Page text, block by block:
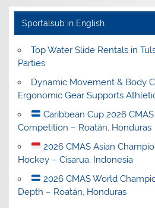
Sportalsub in English
Top Water Slide Rentals in
Parties
Dynamic Movement & Body
Ergonomic Gear Supports
Caribbean Cup 2026
Competition – Roatán, Honduras
2026 CMAS Asian
Hockey – Cisarua, Indonesia
2026 CMAS World
Depth – Roatán, Honduras